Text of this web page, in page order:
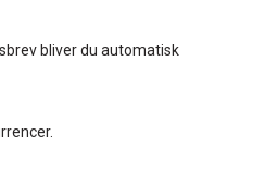
bliver du automatisk